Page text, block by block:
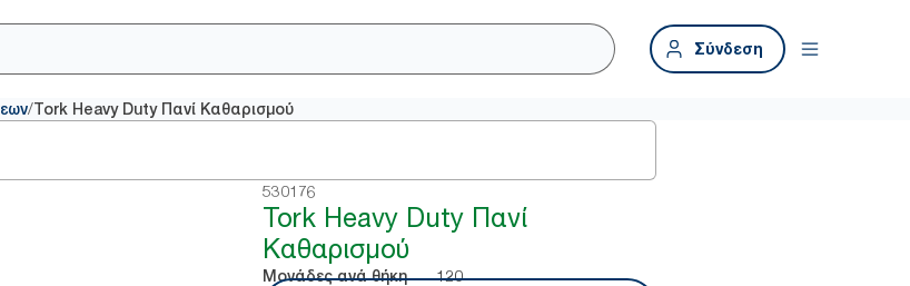
Σύνδεση
/Tork Heavy Duty Πανί Καθαρισμού
530176
Tork Heavy Duty Πανί
Καθαρισμού
Μονάδες ανά θήκη
120